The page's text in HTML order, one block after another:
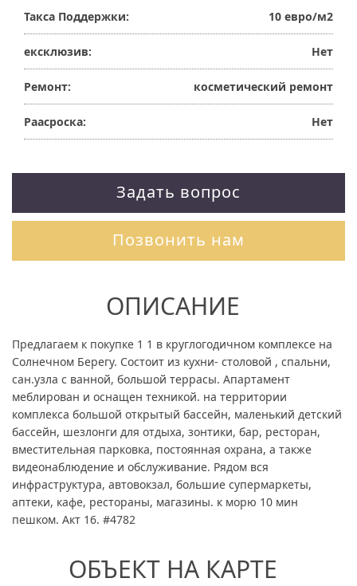
Такса Поддержки: 10 евро/м2
ексклюзив: Нет
Ремонт: косметический ремонт
Раасроска: Нет
Задать вопрос
Позвонить нам
ОПИСАНИЕ
Предлагаем к покупке 1 1 в круглогодичном комплексе на
Солнечном Берегу. Состоит из кухни- столовой , спальни,
сан.узла с ванной, большой террасы. Апартамент
меблирован и оснащен техникой. на территории
комплекса большой открытый бассейн, маленький детский
бассейн, шезлонги для отдыха, зонтики, бар, ресторан,
вместительная парковка, постоянная охрана, а также
видеонаблюдение и обслуживание. Рядом вся
инфраструктура, автовокзал, большие супермаркеты,
аптеки, кафе, рестораны, магазины. к морю 10 мин
пешком. Акт 16. #4782
ОБЪЕКТ НА КАРТЕ